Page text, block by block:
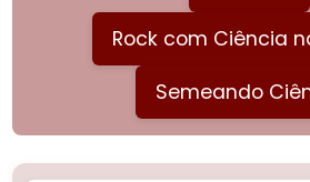
Rock com Ciência
Semeando